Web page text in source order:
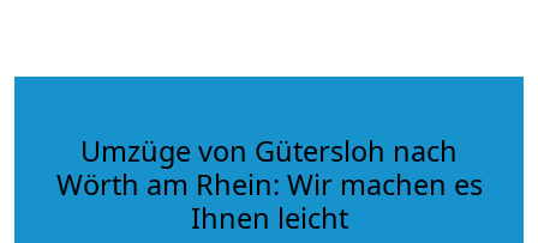
Umzüge von Gütersloh nach
Wörth am Rhein: Wir machen es
Ihnen leicht